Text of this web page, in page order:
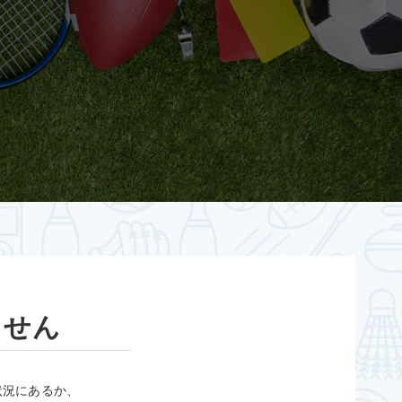
ん
にあるか、